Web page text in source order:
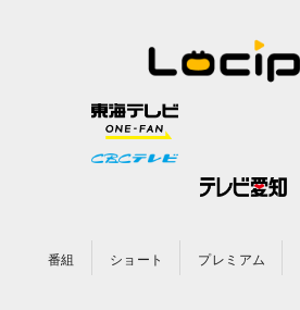
番組 ショート プレミアム